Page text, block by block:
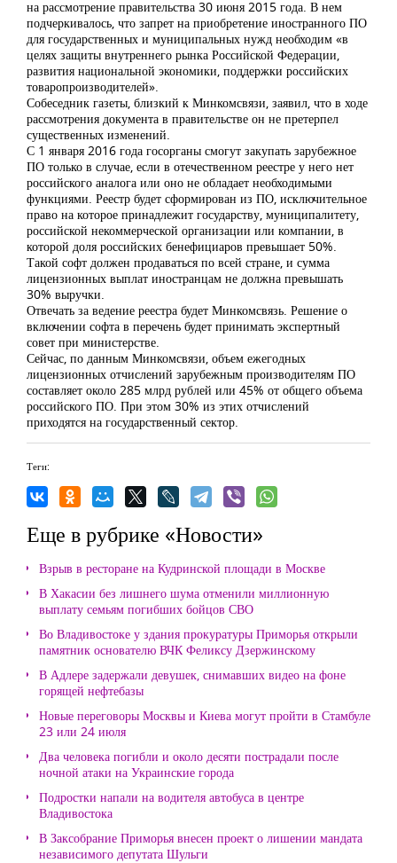
на рассмотрение правительства 30 июня 2015 года. В нем
подчеркивалось, что запрет на приобретение иностранного ПО
для государственных и муниципальных нужд необходим «в
целях защиты внутреннего рынка Российской Федерации,
развития национальной экономики, поддержки российских
товаропроизводителей».
Собеседник газеты, близкий к Минкомсвязи, заявил, что в ходе
рассмотрения документа в правительстве он не претерпел
существенных изменений.
С 1 января 2016 года госорганы смогут закупать зарубежное
ПО только в случае, если в отечественном реестре у него нет
российского аналога или оно не обладает необходимыми
функциями. Реестр будет сформирован из ПО, исключительное
право на которое принадлежит государству, муниципалитету,
российской некоммерческой организации или компании, в
которой доля российских бенефициаров превышает 50%.
Такой софт должен продаваться по всей стране, и сумма
лицензионных выплат иностранцам не должна превышать
30% выручки.
Отвечать за ведение реестра будет Минкомсвязь. Решение о
включении софта в перечень будет принимать экспертный
совет при министерстве.
Сейчас, по данным Минкомсвязи, объем ежегодных
лицензионных отчислений зарубежным производителям ПО
составляет около 285 млрд рублей или 45% от общего объема
российского ПО. При этом 30% из этих отчислений
приходятся на государственный сектор.
Теги:
Еще в рубрике «Новости»
Взрыв в ресторане на Кудринской площади в Москве
В Хакасии без лишнего шума отменили миллионную
выплату семьям погибших бойцов СВО
Во Владивостоке у здания прокуратуры Приморья открыли
памятник основателю ВЧК Феликсу Дзержинскому
В Адлере задержали девушек, снимавших видео на фоне
горящей нефтебазы
Новые переговоры Москвы и Киева могут пройти в Стамбуле
23 или 24 июля
Два человека погибли и около десяти пострадали после
ночной атаки на Украинские города
Подростки напали на водителя автобуса в центре
Владивостока
В Заксобрание Приморья внесен проект о лишении мандата
независимого депутата Шульги